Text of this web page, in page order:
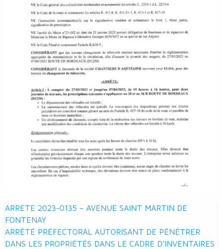
Navigation
de
l’article
ARRETE 2023-0135 – AVENUE SAINT MARTIN DE
FONTENAY
ARRÊTÉ PRÉFECTORAL AUTORISANT DE PÉNÉTRER
DANS LES PROPRIÉTÉS DANS LE CADRE D’INVENTAIRES